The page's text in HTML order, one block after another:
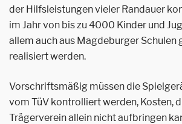
der Hilfsleistungen vieler Randauer
im Jahr von bis zu 4000 Kinder und
allem auch aus Magdeburger Schulen
realisiert werden.
Vorschriftsmäßig müssen die
vom TüV kontrolliert werden, Kosten,
Trägerverein allein nicht aufbringen